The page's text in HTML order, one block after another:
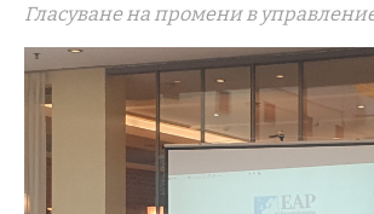
Гласуване на промени в